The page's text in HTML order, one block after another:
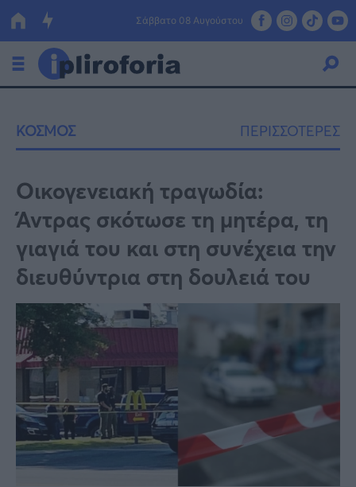
Σάββατο 08 Αυγούστου
Οικονομία
Πολιτική
Τράπεζες
Επιδοτήσεις
Κόσμος
Lifestyle
Αθλητικά
Υγεία
Γυναίκα
Καιρός
ΚΟΣΜΟΣ ΠΕΡΙΣΣΟΤΕΡΕΣ
Οικογενειακή τραγωδία:
Άντρας σκότωσε τη μητέρα, τη
γιαγιά του και στη συνέχεια την
διευθύντρια στη δουλειά του